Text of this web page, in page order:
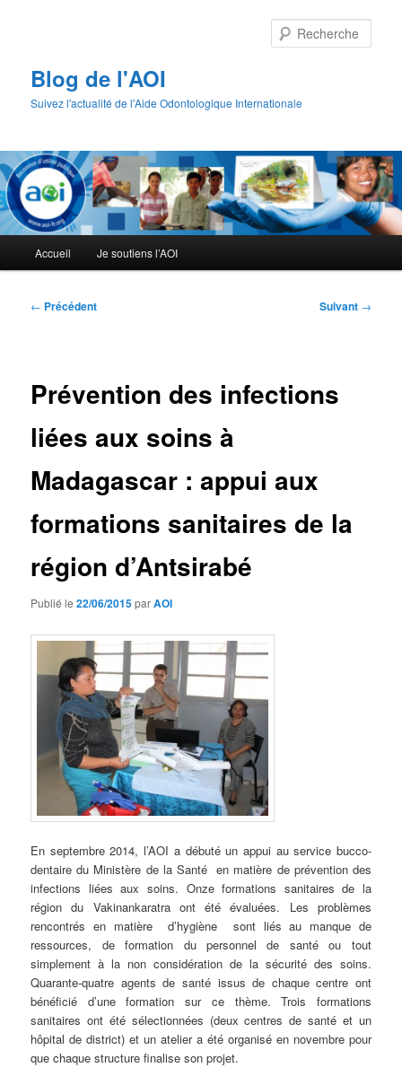
Blog de l'AOI
Suivez l'actualité de l'Aide Odontologique Internationale
principal
Accueil Je soutiens l’AOI
Navigation
← Précédent Suivant →
Prévention des infections
liées aux soins à
Madagascar : appui aux
formations sanitaires de la
région d’Antsirabé
Publié le22/06/2015parAOI
En septembre 2014, l’AOI a débuté un appui au service bucco-
dentaire du Ministère de la Santé en matière de prévention des
infections liées aux soins. Onze formations sanitaires de la
région du Vakinankaratra ont été évaluées. Les problèmes
rencontrés en matière d’hygiène sont liés au manque de
ressources, de formation du personnel de santé ou tout
simplement à la non considération de la sécurité des soins.
Quarante-quatre agents de santé issus de chaque centre ont
bénéficié d’une formation sur ce thème. Trois formations
sanitaires ont été sélectionnées (deux centres de santé et un
hôpital de district) et un atelier a été organisé en novembre pour
que chaque structure finalise son projet.